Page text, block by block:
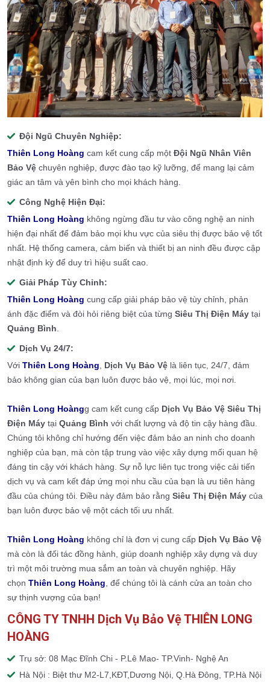
Đội Ngũ Chuyên Nghiệp:
Thiên Long Hoàng cam kết cung cấp một Đội Ngũ Nhân Viên
Bảo Vệ chuyên nghiệp, được đào tạo kỹ lưỡng, để mang lại cảm
giác an tâm và yên bình cho mọi khách hàng.
Công Nghệ Hiện Đại:
Thiên Long Hoàng không ngừng đầu tư vào công nghệ an ninh
hiện đại nhất để đảm bảo mọi khu vực của siêu thị được bảo vệ tốt
nhất. Hệ thống camera, cảm biến và thiết bị an ninh đều được cập
nhật định kỳ để duy trì hiệu suất cao.
Giải Pháp Tùy Chỉnh:
Thiên Long Hoàng cung cấp giải pháp bảo vệ tùy chỉnh, phản
ánh đặc điểm và đòi hỏi riêng biệt của từng Siêu Thị Điện Máy tại
Quảng Bình
Dịch Vụ 24/7:
Với Thiên Long Hoàng Dịch Vụ Bảo Vệ là liên tục, 24/7, đảm
bảo không gian của bạn luôn được bảo vệ, mọi lúc, mọi nơi.
Thiên Long Hoàngg cam kết cung cấp Dịch Vụ Bảo Vệ Siêu Thị
Điện Máy tại Quảng Bình với chất lượng và độ tin cậy hàng đầu.
Chúng tôi không chỉ hướng đến việc đảm bảo an ninh cho doanh
nghiệp của bạn, mà còn tập trung vào việc xây dựng mối quan hệ
đáng tin cậy với khách hàng. Sự nỗ lực liên tục trong việc cải tiến
dịch vụ và cam kết đáp ứng mọi nhu cầu của bạn là ưu tiên hàng
đầu của chúng tôi. Điều này đảm bảo rằng Siêu Thị Điện Máy của
bạn luôn được bảo vệ một cách tối ưu nhất.
Thiên Long Hoàng không chỉ là đơn vị cung cấp Dịch Vụ Bảo Vệ
mà còn là đối tác đồng hành, giúp doanh nghiệp xây dựng và duy
trì một môi trường mua sắm an toàn và chuyên nghiệp. Hãy
chọn Thiên Long Hoàng , để chúng tôi là cánh cửa an toàn cho
sự thịnh vượng của bạn!
CÔNG TY TNHH Dịch Vụ Bảo Vệ THIÊN LONG
HOÀNG
Trụ sở: 08 Mạc Đĩnh Chi - P.Lê Mao- TP.Vinh- Nghệ An
Hà Nội : Biệt thư M2-L7,KĐT,Dương Nội, Q.Hà Đông, TP.Hà Nội